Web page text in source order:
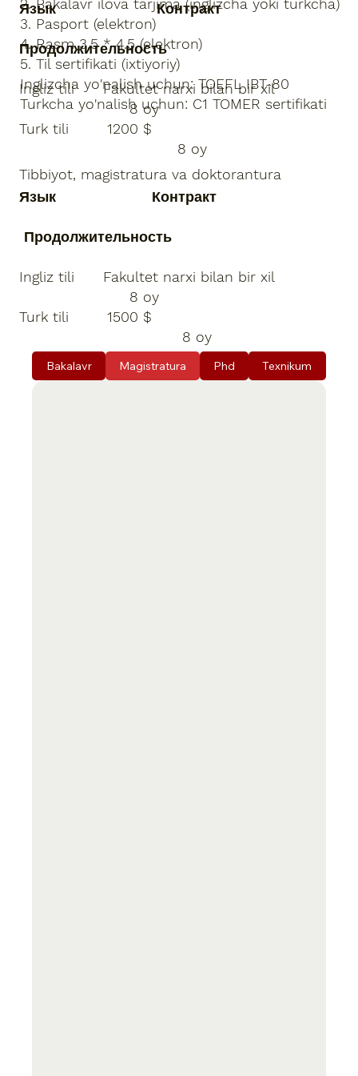
2. Bakalavr ilova tarjima (inglizcha yoki turkcha)
3. Pasport (elektron)
4. Rasm 3,5 * 4.5 (elektron)
5. Til sertifikati (ixtiyoriy)
Inglizcha yo'nalish uchun: TOEFL IBT-80
Turkcha yo'nalish uchun: C1 TOMER sertifikati
Язык Контракт
Продолжительность
Ingliz tili Fakultet narxi bilan bir xil
8 oy
Turk tili 1200 $
8 oy
Tibbiyot, magistratura va doktorantura
Язык Контракт
Продолжительность
Ingliz tili Fakultet narxi bilan bir xil
8 oy
Turk tili 1500 $
8 oy
Bakalavr Magistratura Phd Texnikum